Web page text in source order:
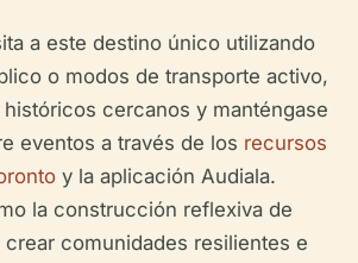
a este destino único utilizando
o modos de transporte activo,
cercanos y manténgase
eventos a través de los recursos
y la aplicación Audiala.
la construcción reflexiva de
comunidades resilientes e